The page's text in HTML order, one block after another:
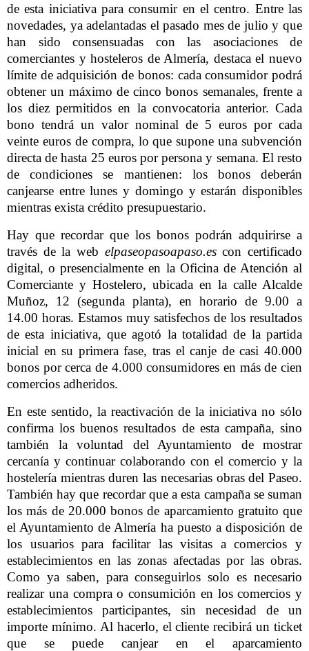
de esta iniciativa para consumir en el centro. Entre las
novedades, ya adelantadas el pasado mes de julio y que
han sido consensuadas con las asociaciones de
comerciantes y hosteleros de Almería, destaca el nuevo
límite de adquisición de bonos: cada consumidor podrá
obtener un máximo de cinco bonos semanales, frente a
los diez permitidos en la convocatoria anterior. Cada
bono tendrá un valor nominal de 5 euros por cada
veinte euros de compra, lo que supone una subvención
directa de hasta 25 euros por persona y semana. El resto
de condiciones se mantienen: los bonos deberán
canjearse entre lunes y domingo y estarán disponibles
mientras exista crédito presupuestario.
Hay que recordar que los bonos podrán adquirirse a
través de la web elpaseopasoapaso.escon certificado
digital, o presencialmente en la Oficina de Atención al
Comerciante y Hostelero, ubicada en la calle Alcalde
Muñoz, 12 (segunda planta), en horario de 9.00 a
14.00 horas. Estamos muy satisfechos de los resultados
de esta iniciativa, que agotó la totalidad de la partida
inicial en su primera fase, tras el canje de casi 40.000
bonos por cerca de 4.000 consumidores en más de cien
comercios adheridos.
En este sentido, la reactivación de la iniciativa no sólo
confirma los buenos resultados de esta campaña, sino
también la voluntad del Ayuntamiento de mostrar
cercanía y continuar colaborando con el comercio y la
hostelería mientras duren las necesarias obras del Paseo.
También hay que recordar que a esta campaña se suman
los más de 20.000 bonos de aparcamiento gratuito que
el Ayuntamiento de Almería ha puesto a disposición de
los usuarios para facilitar las visitas a comercios y
establecimientos en las zonas afectadas por las obras.
Como ya saben, para conseguirlos solo es necesario
realizar una compra o consumición en los comercios y
establecimientos participantes, sin necesidad de un
importe mínimo. Al hacerlo, el cliente recibirá un ticket
que se puede canjear en el aparcamiento